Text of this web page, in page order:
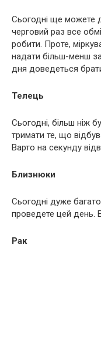
Сьогодні ще можете
черговий раз все
робити. Проте,
надати більш-менш
дня доведеться
Телець
Сьогодні, більш ніж
тримати те, що
Варто на секунду
Близнюки
Сьогодні дуже
проведете цей день.
Рак